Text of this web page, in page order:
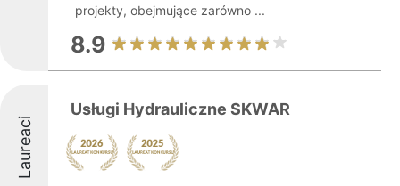
projekty, obejmujące zarówno ...
8.9
Laureaci
Usługi Hydrauliczne SKWAR